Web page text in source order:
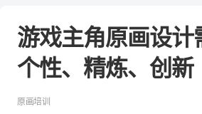
游戏主角原画设计
个性、精炼、创新
原画培训